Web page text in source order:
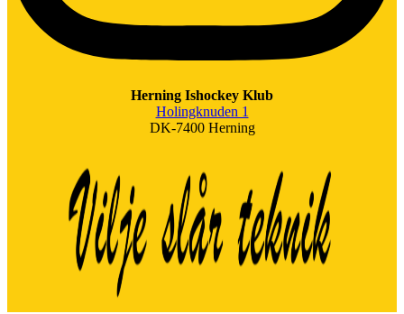
Herning Ishockey Klub
Holingknuden 1
DK-7400 Herning